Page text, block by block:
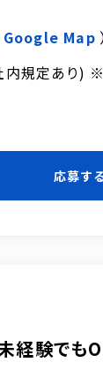
Google Map
規定あり)
応募す
験でも